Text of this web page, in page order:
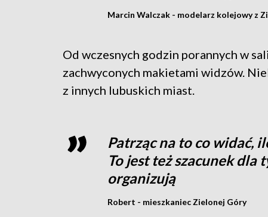
Marcin Walczak - modelarz kolejowy z
Od wczesnych godzin porannych w
zachwyconych makietami widzów.
z innych lubuskich miast.
Patrząc na to co widać,
To jest też szacunek
organizują
Robert - mieszkaniec Zielonej Góry